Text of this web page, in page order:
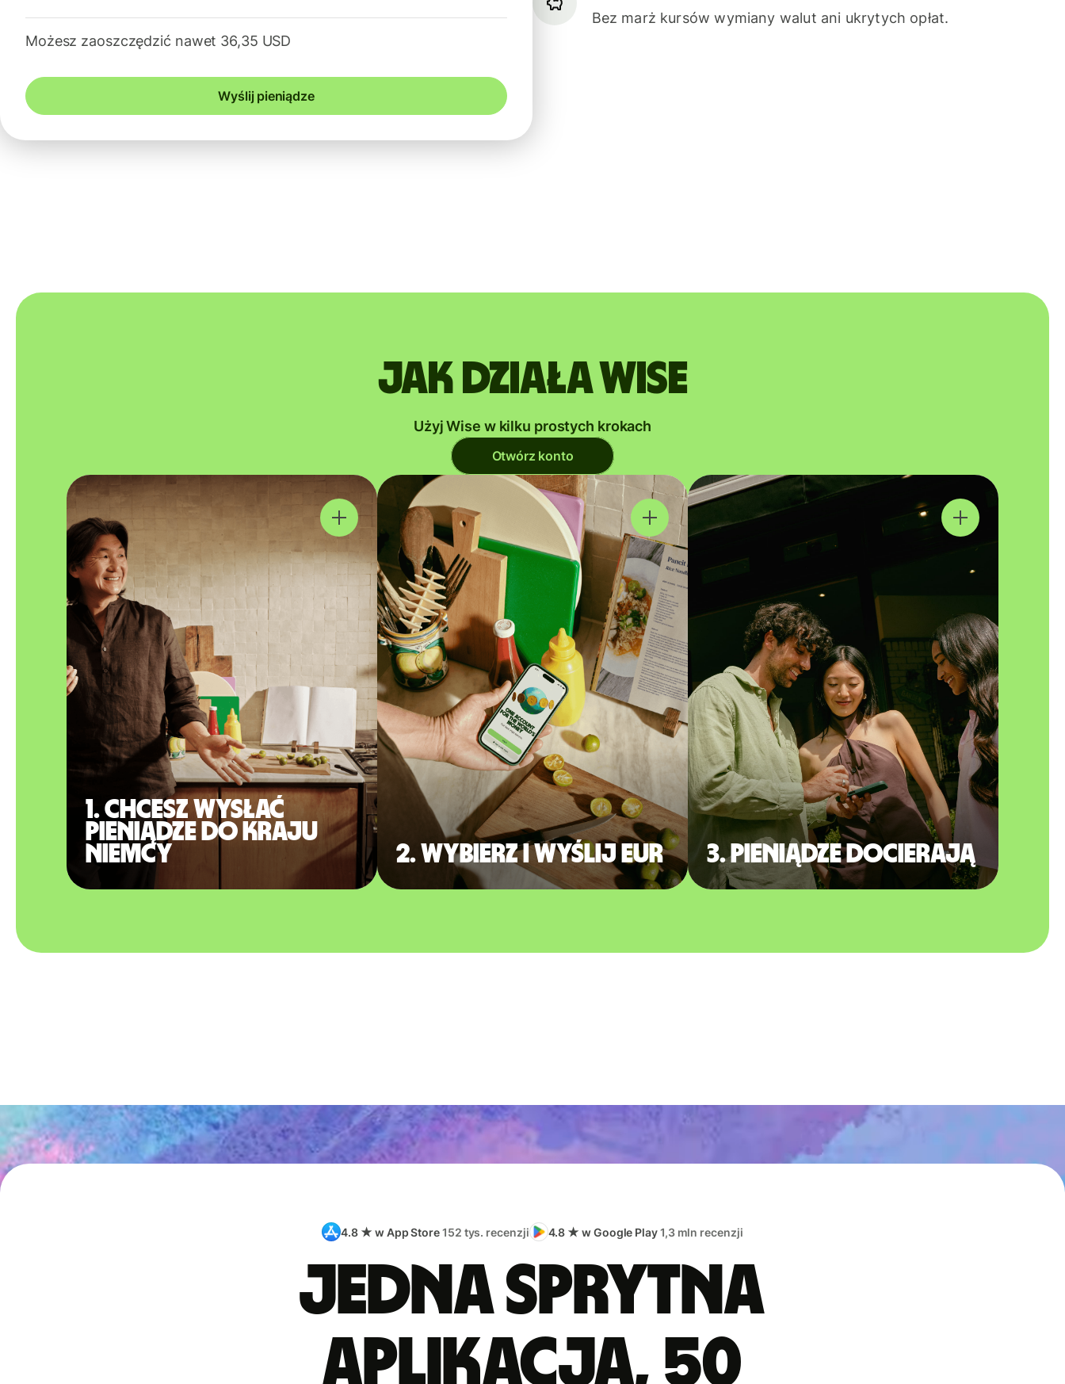
Bez marż kursów wymiany walut ani ukrytych opłat.
Możesz zaoszczędzić nawet 36,35 USD
Wyślij pieniądze
Jak działa Wise
Użyj Wise w kilku prostych krokach
Otwórz konto
1. Chcesz wysłać
pieniądze do kraju
Niemcy
2. Wybierz i wyślij EUR 3. Pieniądze docierają
4.8 ★ w App Store152 tys. recenzji 4.8 ★ w Google Play1,3 mln recenzji
Jedna sprytna
aplikacja, 50